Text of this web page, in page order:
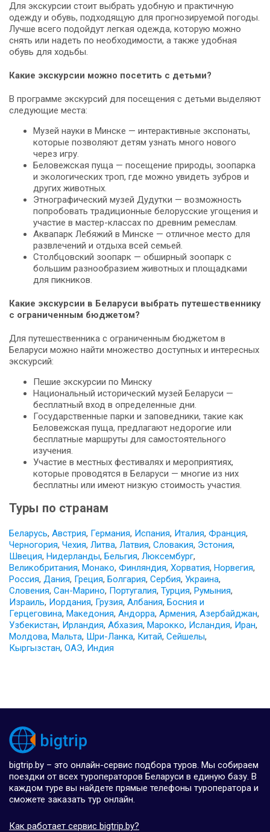
Для экскурсии стоит выбрать удобную и практичную
одежду и обувь, подходящую для прогнозируемой погоды.
Лучше всего подойдут легкая одежда, которую можно
снять или надеть по необходимости, а также удобная
обувь для ходьбы.
Какие экскурсии можно посетить с детьми?
В программе экскурсий для посещения с детьми выделяют
следующие места:
Музей науки в Минске — интерактивные экспонаты,
которые позволяют детям узнать много нового
через игру.
Беловежская пуща — посещение природы, зоопарка
и экологических троп, где можно увидеть зубров и
других животных.
Этнографический музей Дудутки — возможность
попробовать традиционные белорусские угощения и
участие в мастер-классах по древним ремеслам.
Аквапарк Лебяжий в Минске — отличное место для
развлечений и отдыха всей семьей.
Столбцовский зоопарк — обширный зоопарк с
большим разнообразием животных и площадками
для пикников.
Какие экскурсии в Беларуси выбрать путешественнику
с ограниченным бюджетом?
Для путешественника с ограниченным бюджетом в
Беларуси можно найти множество доступных и интересных
экскурсий:
Пешие экскурсии по Минску
Национальный исторический музей Беларуси —
бесплатный вход в определенные дни.
Государственные парки и заповедники, такие как
Беловежская пуща, предлагают недорогие или
бесплатные маршруты для самостоятельного
изучения.
Участие в местных фестивалях и мероприятиях,
которые проводятся в Беларуси — многие из них
бесплатны или имеют низкую стоимость участия.
Туры по странам
Беларусь, Австрия, Германия, Испания, Италия, Франция,
Черногория, Чехия, Литва, Латвия, Словакия, Эстония,
Швеция, Нидерланды, Бельгия, Люксембург,
Великобритания, Монако, Финляндия, Хорватия, Норвегия,
Россия, Дания, Греция, Болгария, Сербия, Украина,
Словения, Сан-Марино, Португалия, Турция, Румыния,
Израиль, Иордания, Грузия, Албания, Босния и
Герцеговина, Македония, Андорра, Армения, Азербайджан,
Узбекистан, Ирландия, Абхазия, Марокко, Исландия, Иран,
Молдова, Мальта, Шри-Ланка, Китай, Сейшелы,
Кыргызстан, ОАЭ, Индия
bigtrip.by – это онлайн-сервис подбора туров. Мы собираем
поездки от всех туроператоров Беларуси в единую базу. В
каждом туре вы найдете прямые телефоны туроператора и
сможете заказать тур онлайн.
Как работает сервис bigtrip.by?